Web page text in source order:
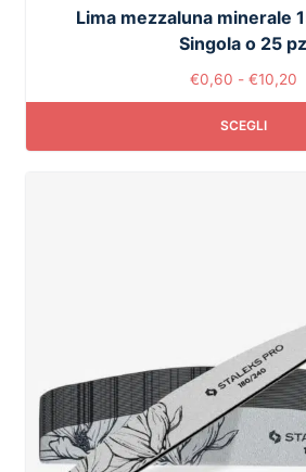
Lima mezzaluna minerale
Singola o 25 pz
€0,60 - €10,20
SCEGLI